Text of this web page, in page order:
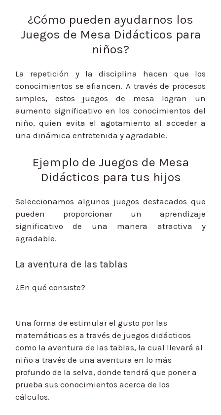
¿Cómo pueden ayudarnos los
Juegos de Mesa Didácticos para
niños?
La repetición y la disciplina hacen que los
conocimientos se afiancen. A través de procesos
simples, estos juegos de mesa logran un
aumento significativo en los conocimientos del
niño, quien evita el agotamiento al acceder a
una dinámica entretenida y agradable.
Ejemplo de Juegos de Mesa
Didácticos para tus hijos
Seleccionamos algunos juegos destacados que
pueden proporcionar un aprendizaje
significativo de una manera atractiva y
agradable.
La aventura de las tablas
¿En qué consiste?
Una forma de estimular el gusto por las
matemáticas es a través de juegos didácticos
como la aventura de las tablas, la cual llevará al
niño a través de una aventura en lo más
profundo de la selva, donde tendrá que poner a
prueba sus conocimientos acerca de los
cálculos.